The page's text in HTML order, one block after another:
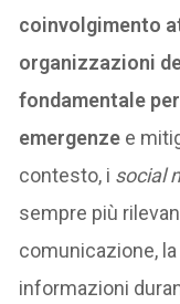
coinvolgimento
organizzazioni
fondamentale
emergenze e
contesto, i social
sempre più
comunicazione,
informazioni